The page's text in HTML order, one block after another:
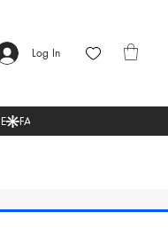
Log In